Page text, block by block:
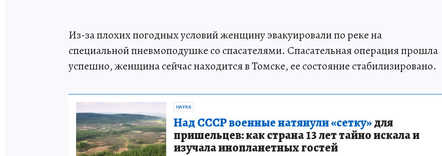
Из-за плохих погодных условий женщину эвакуировали по реке на
специальной пневмоподушке со спасателями. Спасательная операция прошла
успешно, женщина сейчас находится в Томске, ее состояние стабилизировано.
НАУКА
Над СССР военные натянули «сетку»для
пришельцев: как страна 13 лет тайно искала и
изучала инопланетных гостей